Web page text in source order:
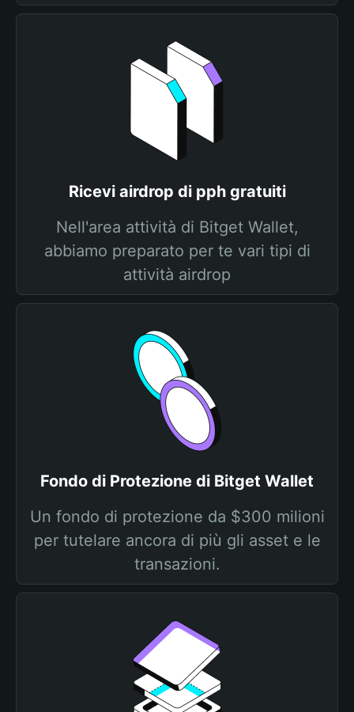
Ricevi airdrop di pph gratuiti
Nell'area attività di Bitget Wallet,
abbiamo preparato per te vari tipi di
attività airdrop
Fondo di Protezione di Bitget Wallet
Un fondo di protezione da $300 milioni
per tutelare ancora di più gli asset e le
transazioni.